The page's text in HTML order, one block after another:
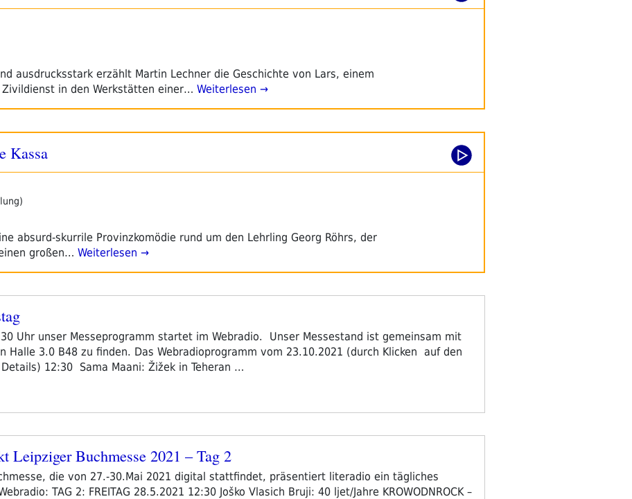
ausdrucksstark erzählt Martin Lechner die Geschichte von Lars, einem
Zivildienst in den Werkstätten einer… Weiterlesen →
Kassa
absurd-skurrile Provinzkomödie rund um den Lehrling Georg Röhrs, der
großen… Weiterlesen →
Uhr unser Messeprogramm startet im Webradio. Unser Messestand ist gemeinsam mit
Halle 3.0 B48 zu finden. Das Webradioprogramm vom 23.10.2021 (durch Klicken auf den
12:30 Sama Maani: Žižek in Teheran …
Leipziger Buchmesse 2021 – Tag 2
die von 27.-30.Mai 2021 digital stattfindet, präsentiert literadio ein tägliches
TAG 2: FREITAG 28.5.2021 12:30 Joško Vlasich Bruji: 40 ljet/Jahre KROWODNROCK –